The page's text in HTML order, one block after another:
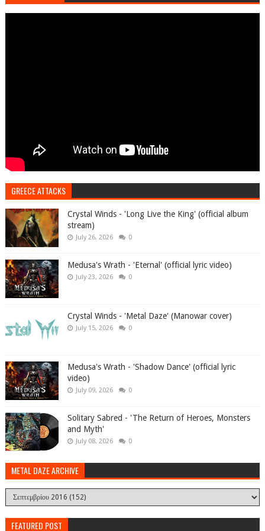
GREECE ATTACKS
Crystal Winds - 'Long Live the King' (official album
stream)
July 26, 2026 0
Medusa's Wrath - 'Eternal' (official lyric video)
July 23, 2026 0
Crystal Winds - 'Metal Daze' (Manowar cover)
July 15, 2026 0
Medusa's Wrath - 'Shadow Dance' (official lyric
video)
July 09, 2026 0
Solitary Sabred - 'The Return of Heroes, Monsters
and Myth'
July 08, 2026 0
METAL DAZE ARCHIVE
FEATURED POST